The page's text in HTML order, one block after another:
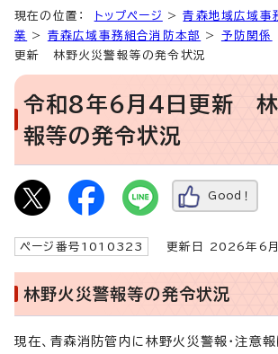
現在の位置： トップページ >青森地域広域事
業
> 青森広域事務組合消防本部 > 予防関係
更新 林野火災警報等の発令状況
令和8年6月4日更新 林
報等の発令状況
Good！
ページ番号1010323 更新日 2026年6
林野火災警報等の発令状況
現在、青森消防管内に林野火災警報・注意